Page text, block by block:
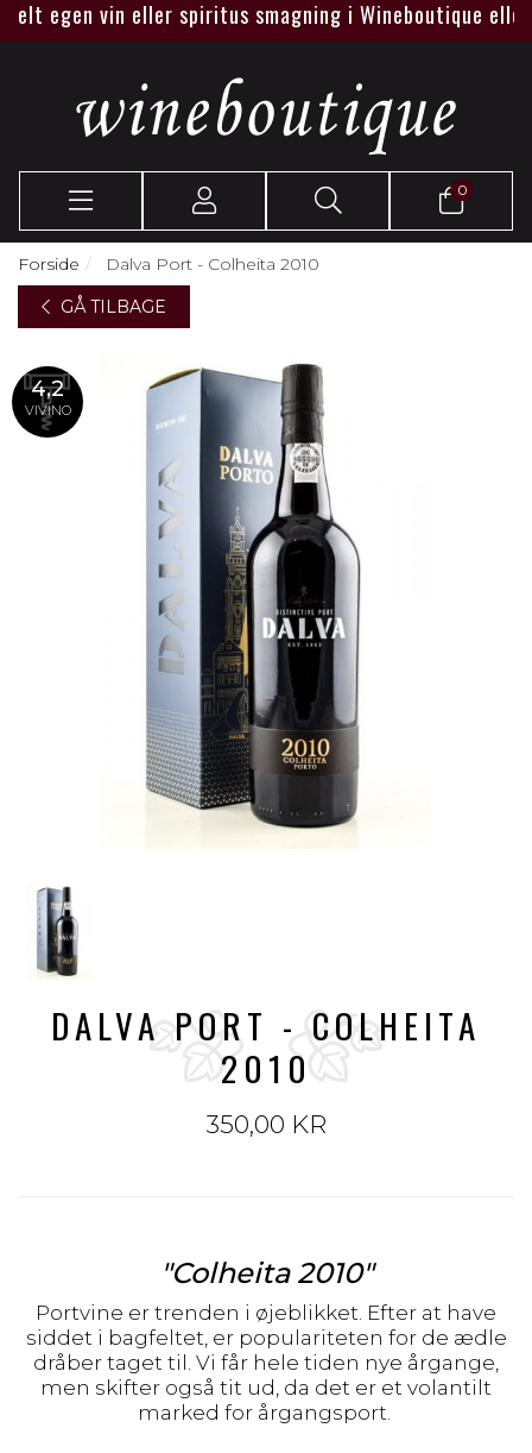
vin eller spiritus smagning i Wineboutique eller
0
Forside
Dalva Port - Colheita 2010
GÅ TILBAGE
4,2
VIVINO
DALVA PORT - COLHEITA
2010
350,00 KR
"Colheita 2010"
Portvine er trenden i øjeblikket. Efter at have
siddet i bagfeltet, er populariteten for de ædle
dråber taget til. Vi får hele tiden nye årgange,
men skifter også tit ud, da det er et volantilt
marked for årgangsport.